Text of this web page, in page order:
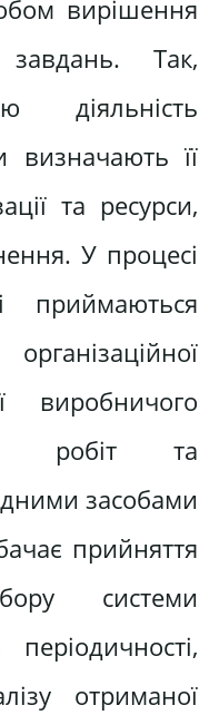
вирішення
Так,
діяльність
визначають її
та ресурси,
У процесі
приймаються
виробничого
робіт та
засобами
прийняття
системи
отриманої